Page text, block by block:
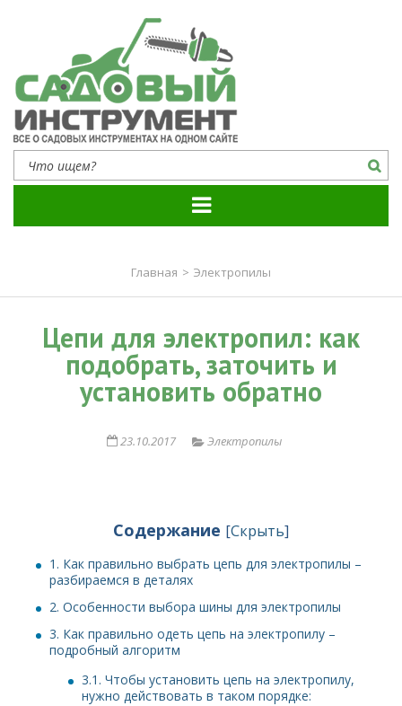
Садовый инструмент
Все о садовых инструментах на одном сайте
Главная > Электропилы
Цепи для электропил: как
подобрать, заточить и
установить обратно
23.10.2017 Электропилы
Содержание [Скрыть]
1. Как правильно выбрать цепь для электропилы –
разбираемся в деталях
2. Особенности выбора шины для электропилы
3. Как правильно одеть цепь на электропилу –
подробный алгоритм
3.1. Чтобы установить цепь на электропилу,
нужно действовать в таком порядке: